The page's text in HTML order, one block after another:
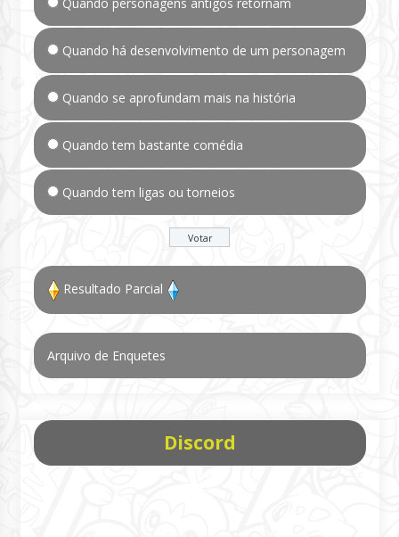
Quando há desenvolvimento de um personagem
Quando se aprofundam mais na história
Quando tem bastante comédia
Quando tem ligas ou torneios
Resultado Parcial
Arquivo de Enquetes
Discord